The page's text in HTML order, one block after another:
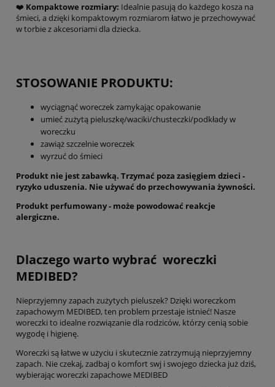
❤️ Kompaktowe rozmiary: Idealnie pasują do każdego kosza na
śmieci, a dzięki kompaktowym rozmiarom łatwo je przechowywać
w torbie z akcesoriami dla dziecka.
STOSOWANIE PRODUKTU:
wyciągnąć woreczek zamykając opakowanie
umieć zużytą pieluszkę/waciki/chusteczki/podkłady w
woreczku
zawiąż szczelnie woreczek
wyrzuć do śmieci
Produkt nie jest zabawką. Trzymać poza zasięgiem dzieci -
ryzyko uduszenia. Nie używać do przechowywania żywności.
Produkt perfumowany - może powodować reakcje
alergiczne.
Dlaczego warto wybrać woreczki
MEDIBED?
Nieprzyjemny zapach zużytych pieluszek? Dzięki woreczkom
zapachowym MEDIBED, ten problem przestaje istnieć! Nasze
woreczki to idealne rozwiązanie dla rodziców, którzy cenią sobie
wygodę i higienę.
Woreczki są łatwe w użyciu i skutecznie zatrzymują nieprzyjemny
zapach. Nie czekaj, zadbaj o komfort swj i swojego dziecka już dziś,
wybierając woreczki zapachowe MEDIBED